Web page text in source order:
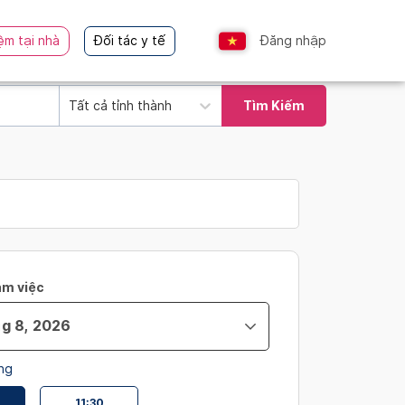
tại nhà Đối tác y tế Đăng nhập
Tất cả tỉnh thành Tìm Kiếm
việc